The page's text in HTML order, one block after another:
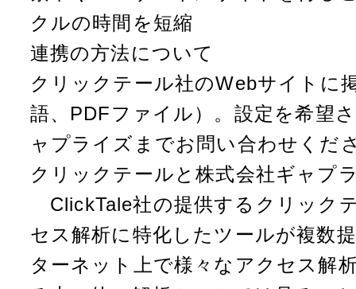
クルの時間を短縮
連携の方法について
クリックテール社のWebサイトに
語、PDFファイル）。設定を希望
ャプライズまでお問い合わせくだ
クリックテールと株式会社ギャプ
ClickTale社の提供するクリック
セス解析に特化したツールが複数
ターネット上で様々なアクセス解